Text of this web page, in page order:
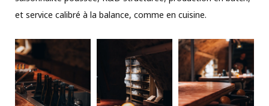
et service calibré à la balance, comme en cuisine.